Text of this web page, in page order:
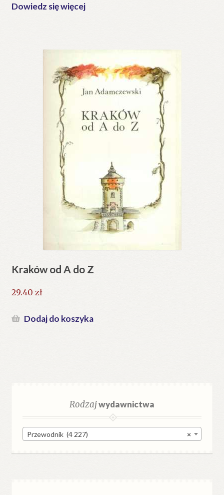
Dowiedz się więcej
Kraków od A do Z
29.40 zł
Dodaj do koszyka
Rodzajwydawnictwa
×
Przewodnik (4 227)